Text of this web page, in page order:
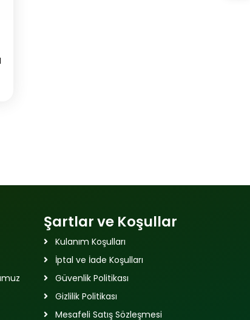
Şartlar ve Koşullar
Kulanım Koşulları
İptal ve İade Koşulları
Güvenlik Politikası
Gizlilik Politikası
Mesafeli Satış Sözleşmesi